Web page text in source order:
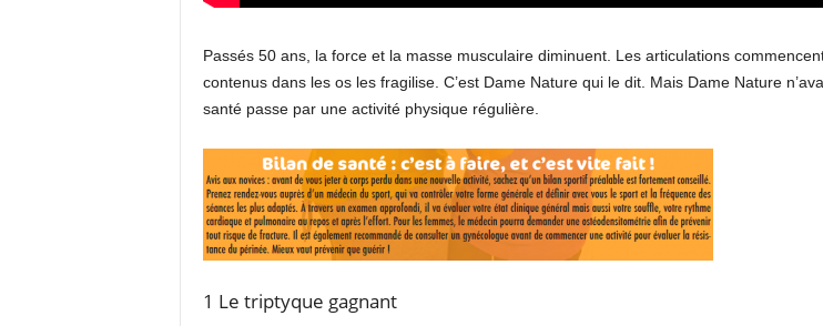
Passés 50 ans, la force et la masse musculaire diminuent. Les articulations
contenus dans les os les fragilise. C’est Dame Nature qui le dit. Mais Dame Nature
santé passe par une activité physique régulière.
1 Le triptyque gagnant